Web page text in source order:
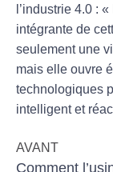
l’industrie 4.0 : «
intégrante de
seulement une
mais elle ouvre
technologiques
intelligent et
AVANT